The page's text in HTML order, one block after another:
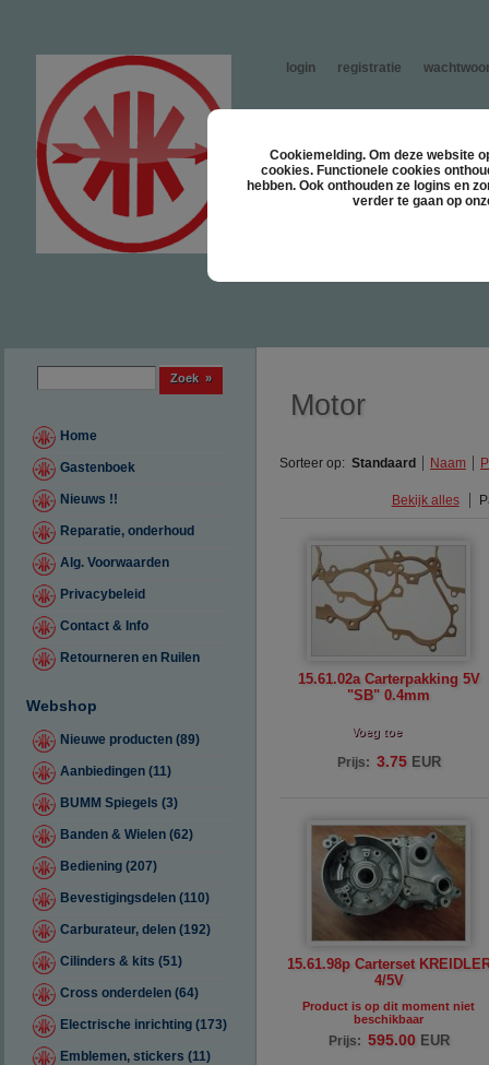
Cookiemelding. Om deze website
cookies. Functionele cookies
hebben. Ook onthouden ze logins en
verder te gaan op
login registratie
Home
Gastenboek
Nieuws !!
Reparatie, onderhoud
Alg. Voorwaarden
Privacybeleid
Contact & Info
Retourneren en Ruilen
Webshop
Nieuwe producten (89)
Aanbiedingen (11)
BUMM Spiegels (3)
Banden & Wielen (62)
Bediening (207)
Bevestigingsdelen (110)
Carburateur, delen (192)
Cilinders & kits (51)
Cross onderdelen (64)
Electrische inrichting (173)
Emblemen, stickers (11)
Motor
Sorteer op: Standaard Naam
Bekijk alles
15.61.02a Carterpakking 5V
"SB" 0.4mm
Voeg toe
Prijs: 3.75 EUR
15.61.98p Carterset
4/5V
Product is op dit moment niet
beschikbaar
Prijs: 595.00 EUR